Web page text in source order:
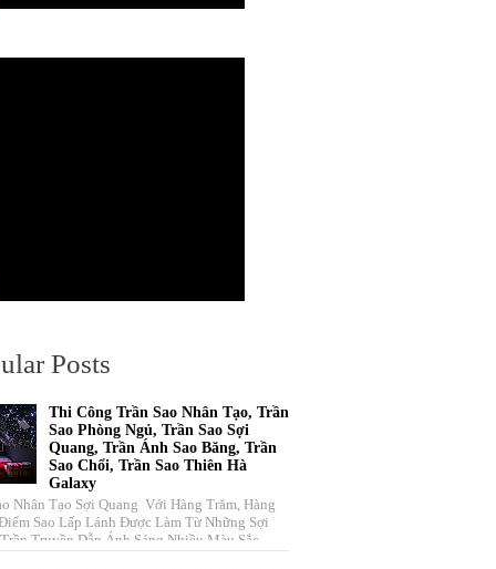
Posts
Thi Công Trần Sao Nhân Tạo, Trần
Sao Phòng Ngủ, Trần Sao Sợi
Quang, Trần Ánh Sao Băng, Trần
Sao Chổi, Trần Sao Thiên Hà
Galaxy
Nhân Tạo Sợi Quang Với Hàng Trăm, Hàng
Sao Lấp Lánh Được Làm Từ Những Sợi
Truyền Dẫn Ánh Sáng Nhiều Màu Sắc ...